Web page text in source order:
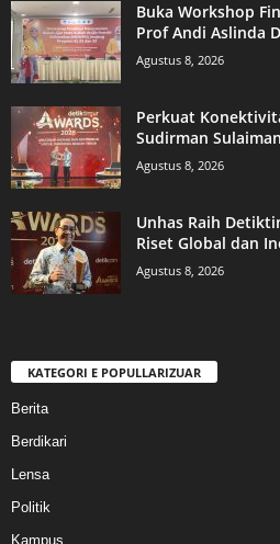
Buka Workshop
Prof Andi Aslinda
Agustus 8, 2026
Perkuat
Sudirman
Agustus 8, 2026
Unhas Raih
Riset Global dan
Agustus 8, 2026
KATEGORI E POPULLARIZUAR
Berita
Berdikari
Lensa
Politik
Kampus